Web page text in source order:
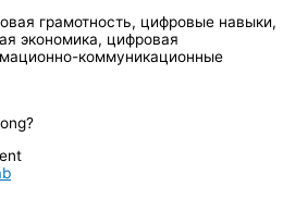
грамотность, цифровые навыки,
экономика, цифровая
коммуникационные